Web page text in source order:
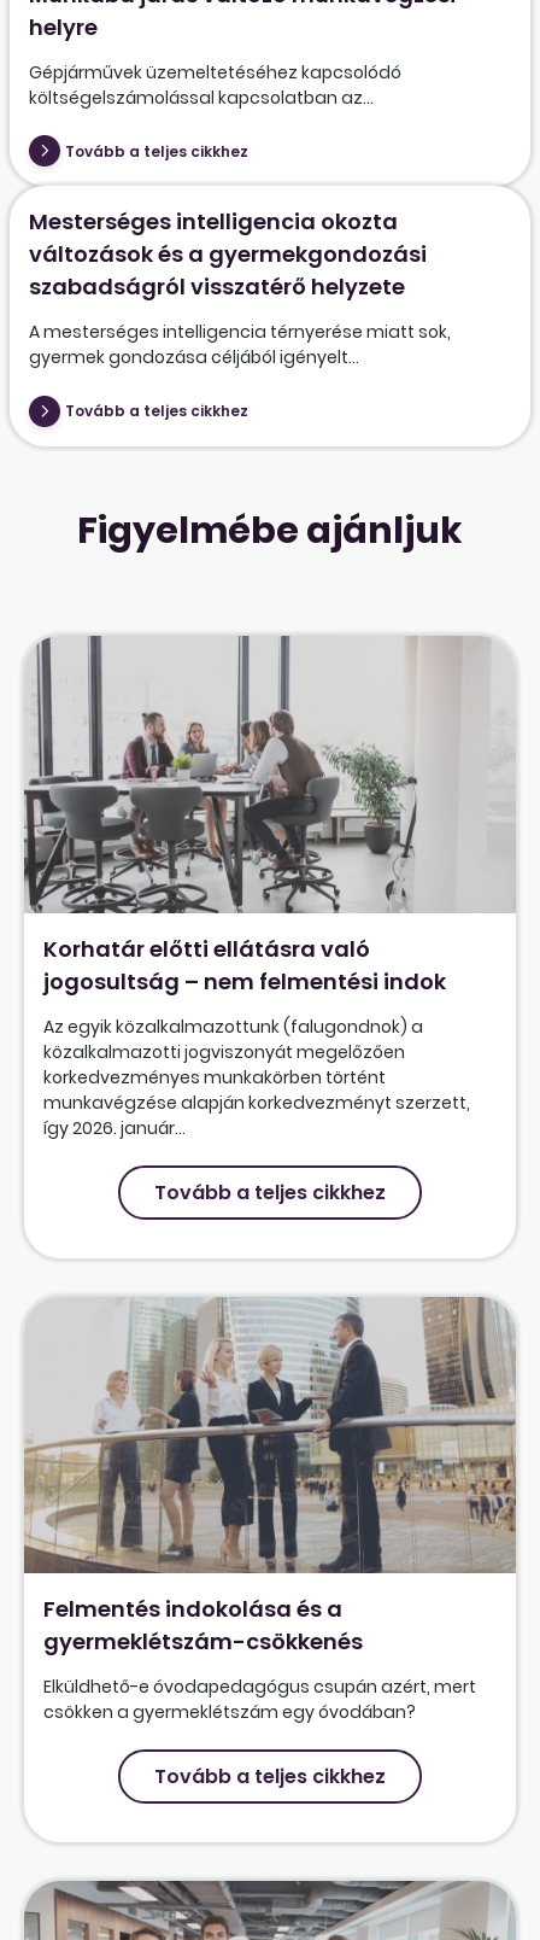
helyre
Gépjárművek üzemeltetéséhez kapcsolódó
költségelszámolással kapcsolatban az...
Tovább a teljes cikkhez
Mesterséges intelligencia okozta
változások és a gyermekgondozási
szabadságról visszatérő helyzete
A mesterséges intelligencia térnyerése miatt sok,
gyermek gondozása céljából igényelt...
Tovább a teljes cikkhez
Figyelmébe ajánljuk
Korhatár előtti ellátásra való
jogosultság – nem felmentési indok
Az egyik közalkalmazottunk (falugondnok) a
közalkalmazotti jogviszonyát megelőzően
korkedvezményes munkakörben történt
munkavégzése alapján korkedvezményt szerzett,
így 2026. január...
Tovább a teljes cikkhez
Felmentés indokolása és a
gyermeklétszám-csökkenés
Elküldhető-e óvodapedagógus csupán azért, mert
csökken a gyermeklétszám egy óvodában?
Tovább a teljes cikkhez